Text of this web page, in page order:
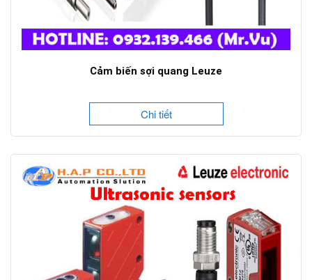
Cảm biến sợi quang Leuze
Chi tiết